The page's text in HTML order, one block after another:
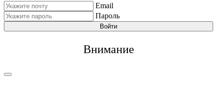
Email
Пароль
Войти
Внимание